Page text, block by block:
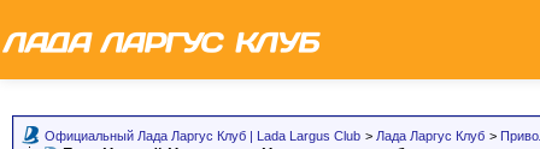
Официальный Лада Ларгус Клуб | Lada Largus Club > Лада Ларгус Клуб >